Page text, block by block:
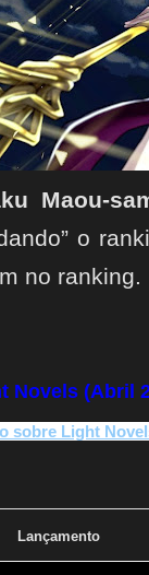
Maou-
o
no ranking.
Novels (Abril
sobre Light
Lançamento